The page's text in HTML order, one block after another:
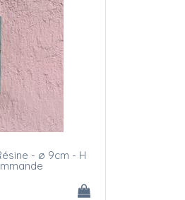
- ø 9cm - H